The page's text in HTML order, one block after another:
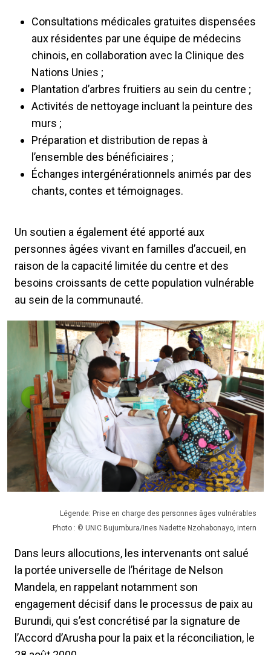
Consultations médicales gratuites dispensées
aux résidentes par une équipe de médecins
chinois, en collaboration avec la Clinique des
Nations Unies ;
Plantation d’arbres fruitiers au sein du centre ;
Activités de nettoyage incluant la peinture des
murs ;
Préparation et distribution de repas à
l’ensemble des bénéficiaires ;
Échanges intergénérationnels animés par des
chants, contes et témoignages.
Un soutien a également été apporté aux
personnes âgées vivant en familles d’accueil, en
raison de la capacité limitée du centre et des
besoins croissants de cette population vulnérable
au sein de la communauté.
Légende: Prise en charge des personnes âges vulnérables
Photo : © UNIC Bujumbura/Ines Nadette Nzohabonayo, intern
Dans leurs allocutions, les intervenants ont salué
la portée universelle de l’héritage de Nelson
Mandela, en rappelant notamment son
engagement décisif dans le processus de paix au
Burundi, qui s’est concrétisé par la signature de
l’Accord d’Arusha pour la paix et la réconciliation, le